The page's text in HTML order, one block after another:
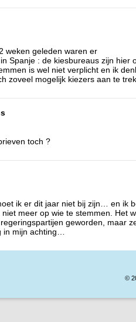
weken geleden waren er
Spanje : de kiesbureaus zijn hier
is wel niet verplicht en ik
zoveel mogelijk kiezers aan te
toch ?
ik er dit jaar niet bij zijn… en ik
meer op wie te stemmen. Het
geworden, maar
mijn achting…
©